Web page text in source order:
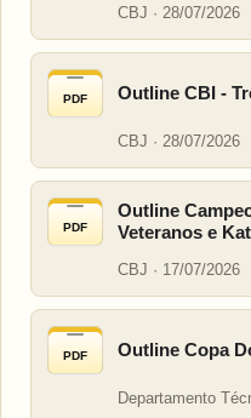
CBJ · 28/07/2026
PDF Outline CBI -
CBJ · 28/07/2026
PDF
Outline
Veteranos e
CBJ · 17/07/2026
PDF Outline Copa
Departamento